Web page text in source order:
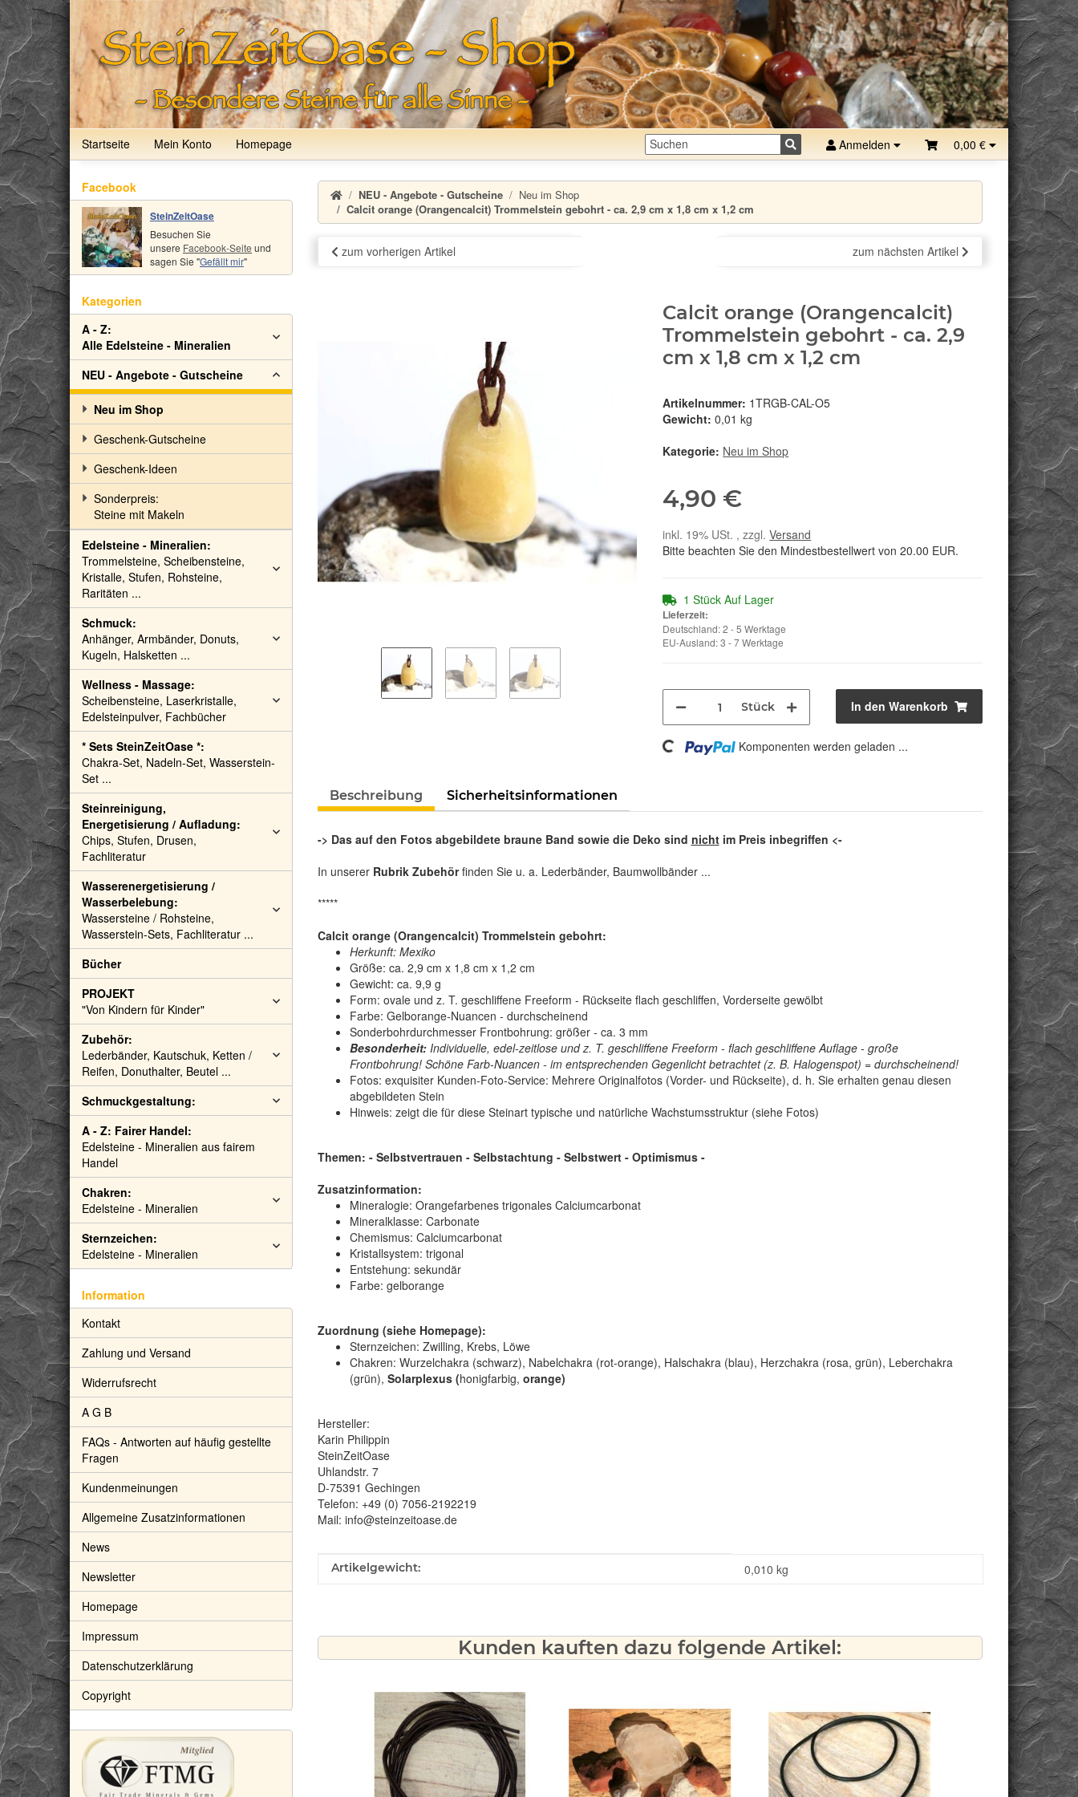
Startseite Mein Konto Homepage Anmelden 0,00 €
NEU - Angebote - Gutscheine
Neu im Shop
Calcit orange (Orangencalcit) Trommelstein gebohrt - ca. 2,9 cm x 1,8 cm x 1,2 cm
zum vorherigen Artikel zum nächsten Artikel
Calcit orange (Orangencalcit)
Trommelstein gebohrt - ca. 2,9
cm x 1,8 cm x 1,2 cm
Artikelnummer: 1TRGB-CAL-O5
Gewicht: 0,01 kg
Kategorie: Neu im Shop
4,90 €
inkl. 19% USt. , zzgl.Versand
Bitte beachten Sie den Mindestbestellwert von 20.00 EUR.
1 Stück Auf Lager
Lieferzeit:
Deutschland: 2 - 5 Werktage
EU-Ausland: 3 - 7 Werktage
Stück In den Warenkorb
Loading... Komponenten werden geladen ...
Beschreibung Sicherheitsinformationen
-> Das auf den Fotos abgebildete braune Band sowie die Deko sind nichtim Preis inbegriffen <-
In unserer Rubrik Zubehörfinden Sie u. a. Lederbänder, Baumwollbänder ...
*****
Calcit orange (Orangencalcit) Trommelstein gebohrt:
Herkunft: Mexiko
Größe: ca. 2,9 cm x 1,8 cm x 1,2 cm
Gewicht: ca. 9,9 g
Form: ovale und z. T. geschliffene Freeform - Rückseite flach geschliffen, Vorderseite gewölbt
Farbe: Gelborange-Nuancen - durchscheinend
Sonderbohrdurchmesser Frontbohrung: größer - ca. 3 mm
Besonderheit:Individuelle, edel-zeitlose und z. T. geschliffene Freeform - flach geschliffene Auflage - große
Frontbohrung! Schöne Farb-Nuancen - im entsprechenden Gegenlicht betrachtet (z. B. Halogenspot) = durchscheinend!
Fotos: exquisiter Kunden-Foto-Service: Mehrere Originalfotos (Vorder- und Rückseite), d. h. Sie erhalten genau diesen
abgebildeten Stein
Hinweis: zeigt die für diese Steinart typische und natürliche Wachstumsstruktur (siehe Fotos)
Themen: - Selbstvertrauen - Selbstachtung - Selbstwert - Optimismus -
Zusatzinformation:
Mineralogie: Orangefarbenes trigonales Calciumcarbonat
Mineralklasse: Carbonate
Chemismus: Calciumcarbonat
Kristallsystem: trigonal
Entstehung: sekundär
Farbe: gelborange
Zuordnung (siehe Homepage):
Sternzeichen: Zwilling, Krebs, Löwe
Chakren: Wurzelchakra (schwarz), Nabelchakra (rot-orange), Halschakra (blau), Herzchakra (rosa, grün), Leberchakra
(grün), Solarplexus (honigfarbig, orange)
Hersteller:
Karin Philippin
SteinZeitOase
Uhlandstr. 7
D-75391 Gechingen
Telefon: +49 (0) 7056-2192219
Mail: info@steinzeitoase.de
Produkteigenschaft
Wert
Artikelgewicht: 0,010 kg
Kunden kauften dazu folgende Artikel:
Facebook
SteinZeitOase
Besuchen Sie
unsere Facebook-Seite und
sagen Sie "Gefällt mir"
Kategorien
A - Z:
Alle Edelsteine - Mineralien
NEU - Angebote - Gutscheine
Neu im Shop
Geschenk-Gutscheine
Geschenk-Ideen
Sonderpreis:
Steine mit Makeln
Edelsteine - Mineralien:
Trommelsteine, Scheibensteine,
Kristalle, Stufen, Rohsteine,
Raritäten ...
Schmuck:
Anhänger, Armbänder, Donuts,
Kugeln, Halsketten ...
Wellness - Massage:
Scheibensteine, Laserkristalle,
Edelsteinpulver, Fachbücher
* Sets SteinZeitOase *:
Chakra-Set, Nadeln-Set, Wasserstein-
Set ...
Steinreinigung,
Energetisierung / Aufladung:
Chips, Stufen, Drusen,
Fachliteratur
Wasserenergetisierung /
Wasserbelebung:
Wassersteine / Rohsteine,
Wasserstein-Sets, Fachliteratur ...
Bücher
PROJEKT
"Von Kindern für Kinder"
Zubehör:
Lederbänder, Kautschuk, Ketten /
Reifen, Donuthalter, Beutel ...
Schmuckgestaltung:
A - Z: Fairer Handel:
Edelsteine - Mineralien aus fairem
Handel
Chakren:
Edelsteine - Mineralien
Sternzeichen:
Edelsteine - Mineralien
Information
Kontakt
Zahlung und Versand
Widerrufsrecht
A G B
FAQs - Antworten auf häufig gestellte
Fragen
Kundenmeinungen
Allgemeine Zusatzinformationen
News
Newsletter
Homepage
Impressum
Datenschutzerklärung
Copyright